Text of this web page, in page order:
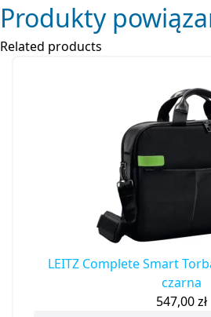
Produkty
Related products
LEITZ Complete Smart
czarna
547,00zł